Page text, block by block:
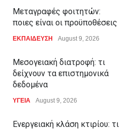
Μεταγραφές φοιτητών:
ποιες είναι οι προϋποθέσεις
ΕΚΠΑΙΔΕΥΣΗ August 9, 2026
Μεσογειακή διατροφή: τι
δείχνουν τα επιστημονικά
δεδομένα
ΥΓΕΙΑ August 9, 2026
Ενεργειακή κλάση κτιρίου: τι